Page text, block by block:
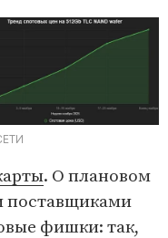
. О плановом
фишки: так,